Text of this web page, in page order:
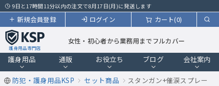
9日と17時間11分以内の注文で8月17日(月)に発送します
カート(0)
ログイン
新規会員登録
護身用品専門店
女性・初心者から業務用までフルカバー
護身用品 通販 お役立ち ブログ 会社案内
防犯・護身用品KSP セット商品
スタンガン+催涙スプレー